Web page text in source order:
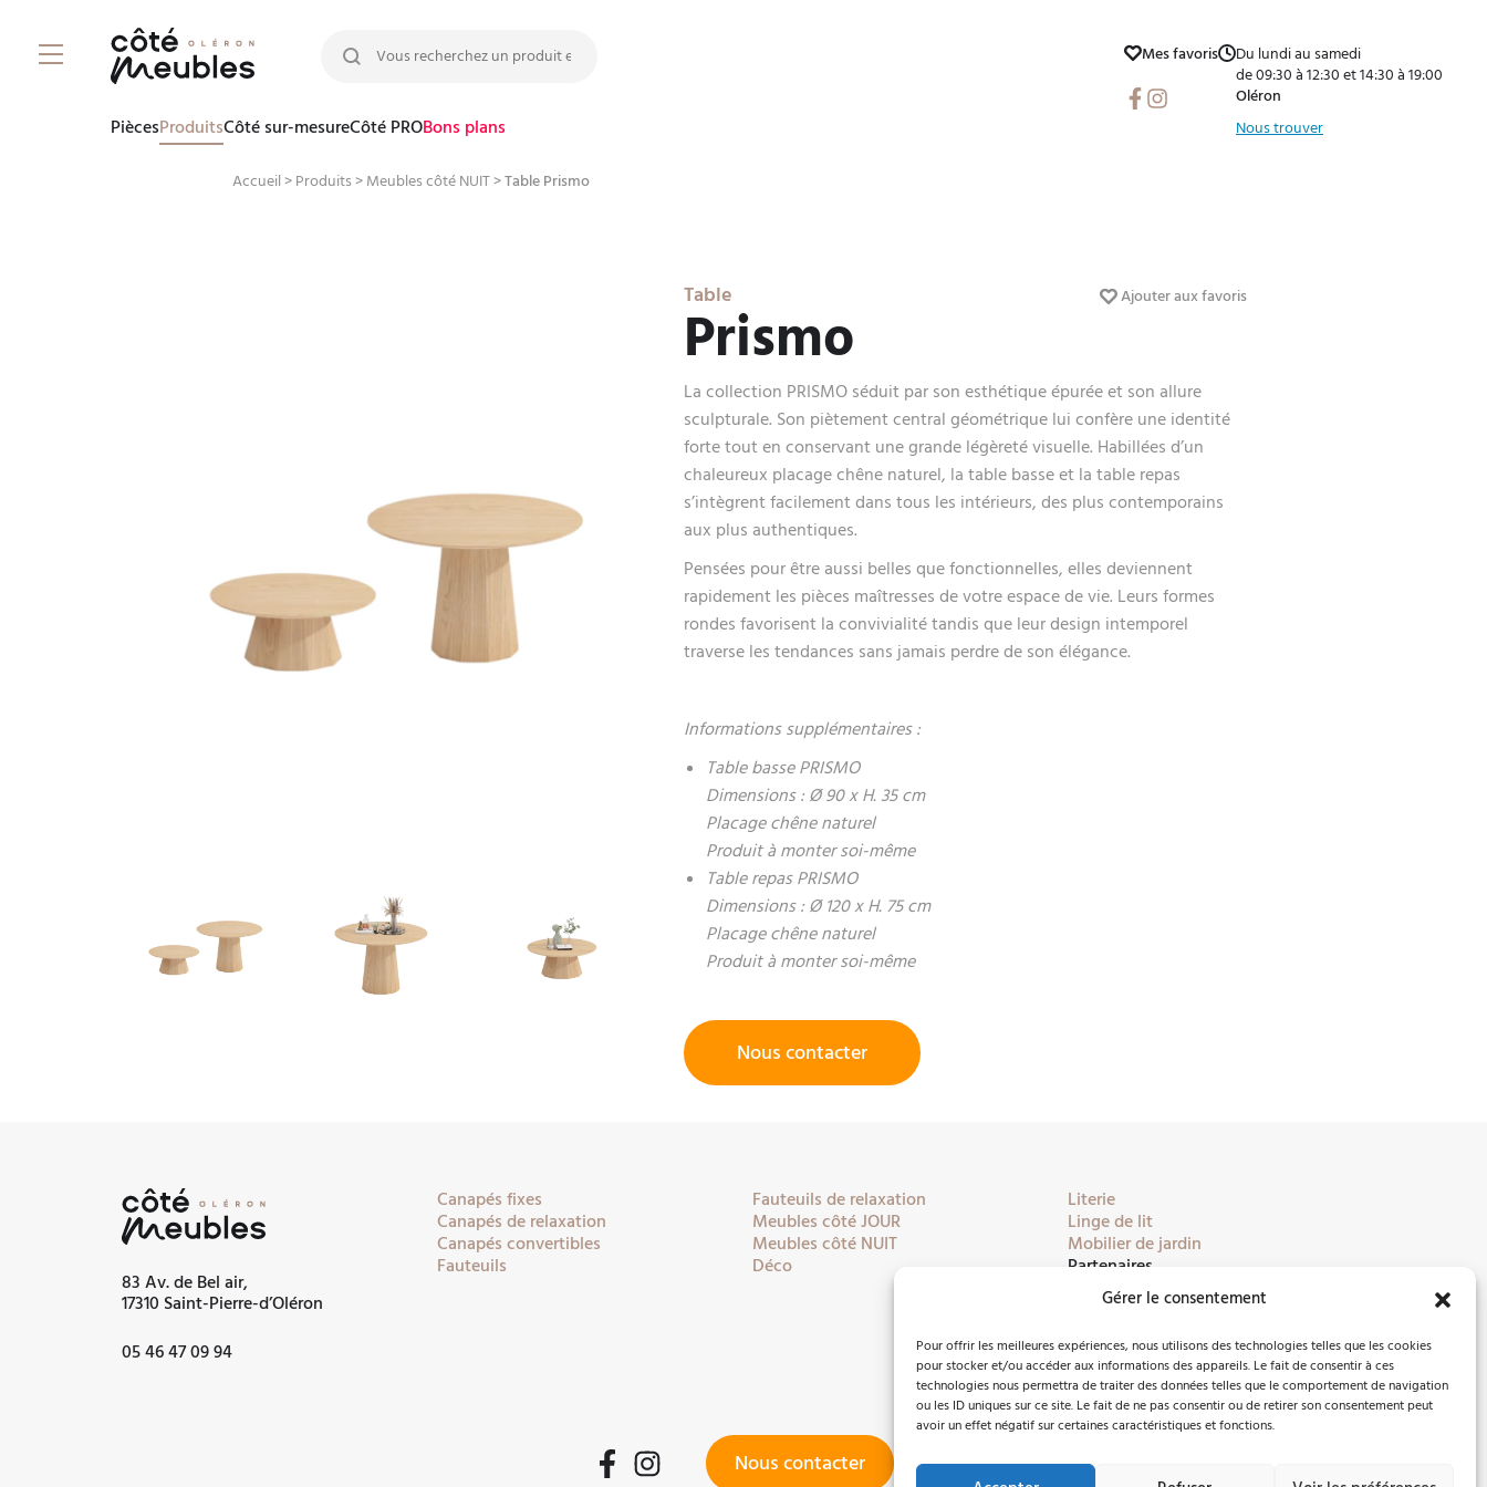
Gérer le consentement
Pour offrir les meilleures expériences, nous utilisons des technologies telles que les cookies
pour stocker et/ou accéder aux informations des appareils. Le fait de consentir à ces
technologies nous permettra de traiter des données telles que le comportement de navigation
ou les ID uniques sur ce site. Le fait de ne pas consentir ou de retirer son consentement peut
avoir un effet négatif sur certaines caractéristiques et fonctions.
Rechercher :
PiècesProduitsCôté sur-mesureCôté PROBons plans
Mes favoris
Facebook
Instagram
Du lundi au samedi
de 09:30 à 12:30 et 14:30 à 19:00
Oléron
Nous trouver
Accueil > Produits> Meubles côté NUIT>Table Prismo
Table
Prismo
Ajouter aux favoris
La collection PRISMO séduit par son esthétique épurée et son allure
sculpturale. Son piètement central géométrique lui confère une identité
forte tout en conservant une grande légèreté visuelle. Habillées d’un
chaleureux placage chêne naturel, la table basse et la table repas
s’intègrent facilement dans tous les intérieurs, des plus contemporains
aux plus authentiques.
Pensées pour être aussi belles que fonctionnelles, elles deviennent
rapidement les pièces maîtresses de votre espace de vie. Leurs formes
rondes favorisent la convivialité tandis que leur design intemporel
traverse les tendances sans jamais perdre de son élégance.
Informations supplémentaires :
Table basse PRISMO
Dimensions : Ø 90 x H. 35 cm
Placage chêne naturel
Produit à monter soi-même
Table repas PRISMO
Dimensions : Ø 120 x H. 75 cm
Placage chêne naturel
Produit à monter soi-même
Nous contacter
83 Av. de Bel air,
17310 Saint-Pierre-d’Oléron
05 46 47 09 94
Canapés fixes
Canapés de relaxation
Canapés convertibles
Fauteuils
Fauteuils de relaxation
Meubles côté JOUR
Meubles côté NUIT
Déco
Literie
Linge de lit
Mobilier de jardin
Partenaires
FacebookInstagram Nous contacter